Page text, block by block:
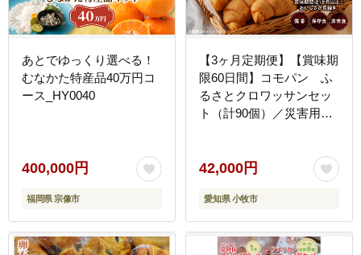
あとでゆっくり選べる！
むなかた特産品40万円コ
ース_HY0040
400,000円
福岡県 宗像市
【3ヶ月定期便】【賞味期
限60日間】コモパン ふ
るさとクロワッサンセッ
ト（計90個）／災害用備
42,000円
愛知県 小牧市